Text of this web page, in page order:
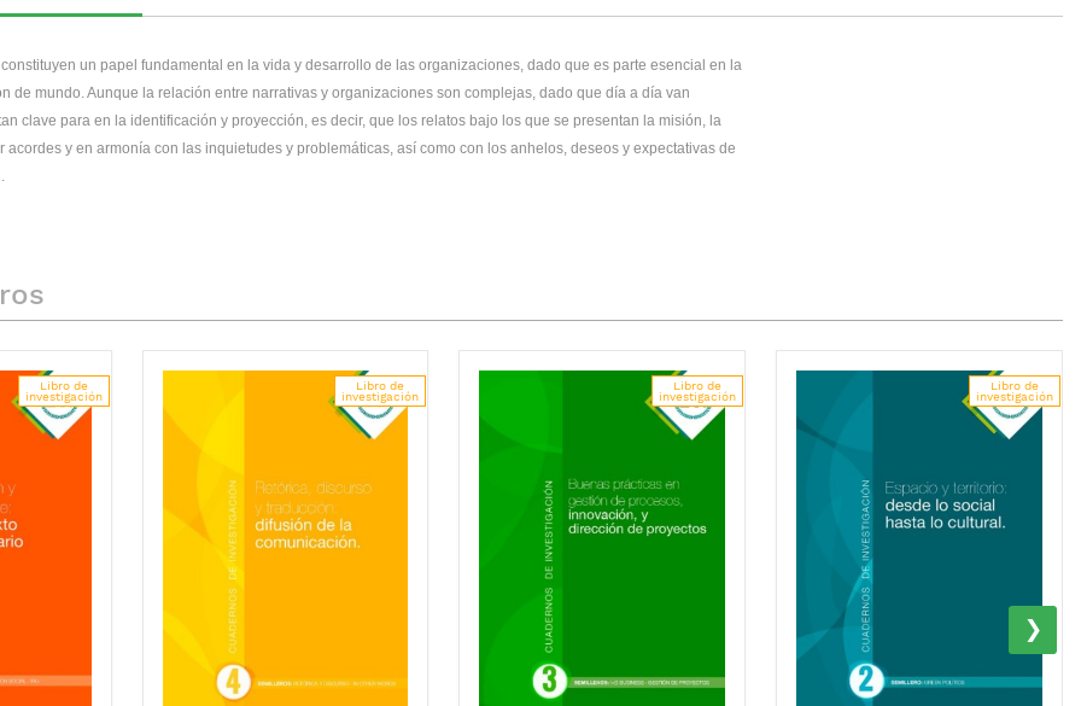
un papel fundamental en la vida y desarrollo de las organizaciones, dado que es parte esencial en la
de mundo. Aunque la relación entre narrativas y organizaciones son complejas, dado que día a día van
clave para en la identificación y proyección, es decir, que los relatos bajo los que se presentan la misión, la
acordes y en armonía con las inquietudes y problemáticas, así como con los anhelos, deseos y expectativas de
Libro de
investigación
Libro de
investigación
Libro de
investigación
Libro de
investigación
›